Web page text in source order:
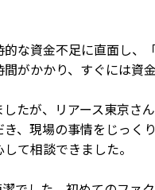
な資金不足に直面し
がかかり、すぐには
たが、リアース東京
、現場の事情をじっ
て相談できました。